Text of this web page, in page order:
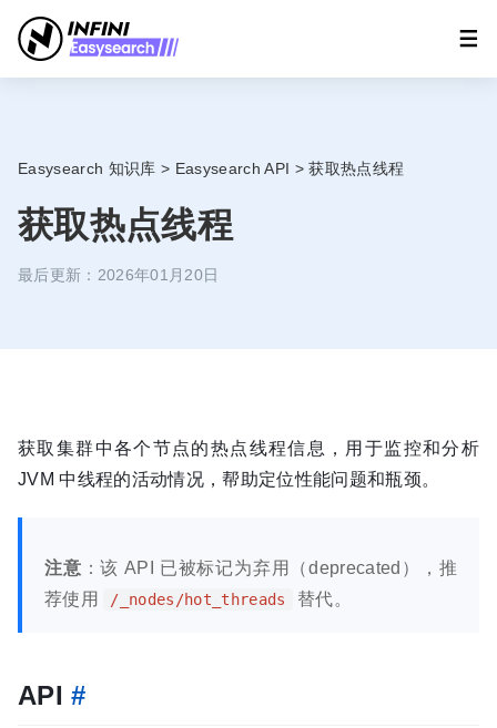
Easysearch 知识库 > Easysearch API > 获取热点线程
获取热点线程
最后更新：2026年01月20日
获取集群中各个节点的热点线程信息，用于监控和分析
JVM 中线程的活动情况，帮助定位性能问题和瓶颈。
注意 ：该 API 已被标记为弃用（deprecated），推
荐使用
/_nodes/hot_threads 替代。
API#